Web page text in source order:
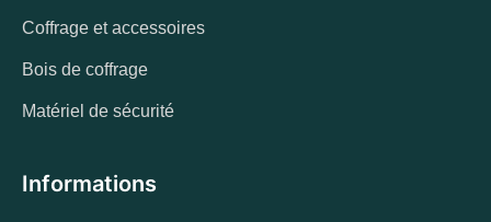
Coffrage et accessoires
Bois de coffrage
Matériel de sécurité
Informations